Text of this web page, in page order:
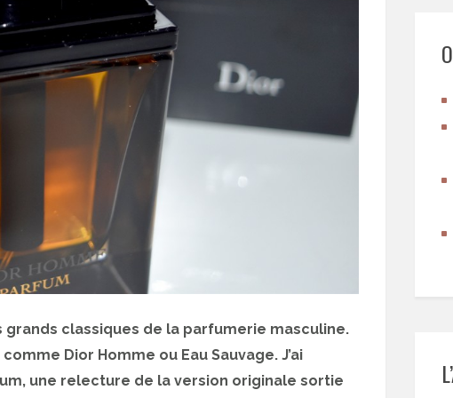
classiques de la parfumerie masculine.
Dior Homme ou Eau Sauvage. J’ai
une relecture de la version originale sortie